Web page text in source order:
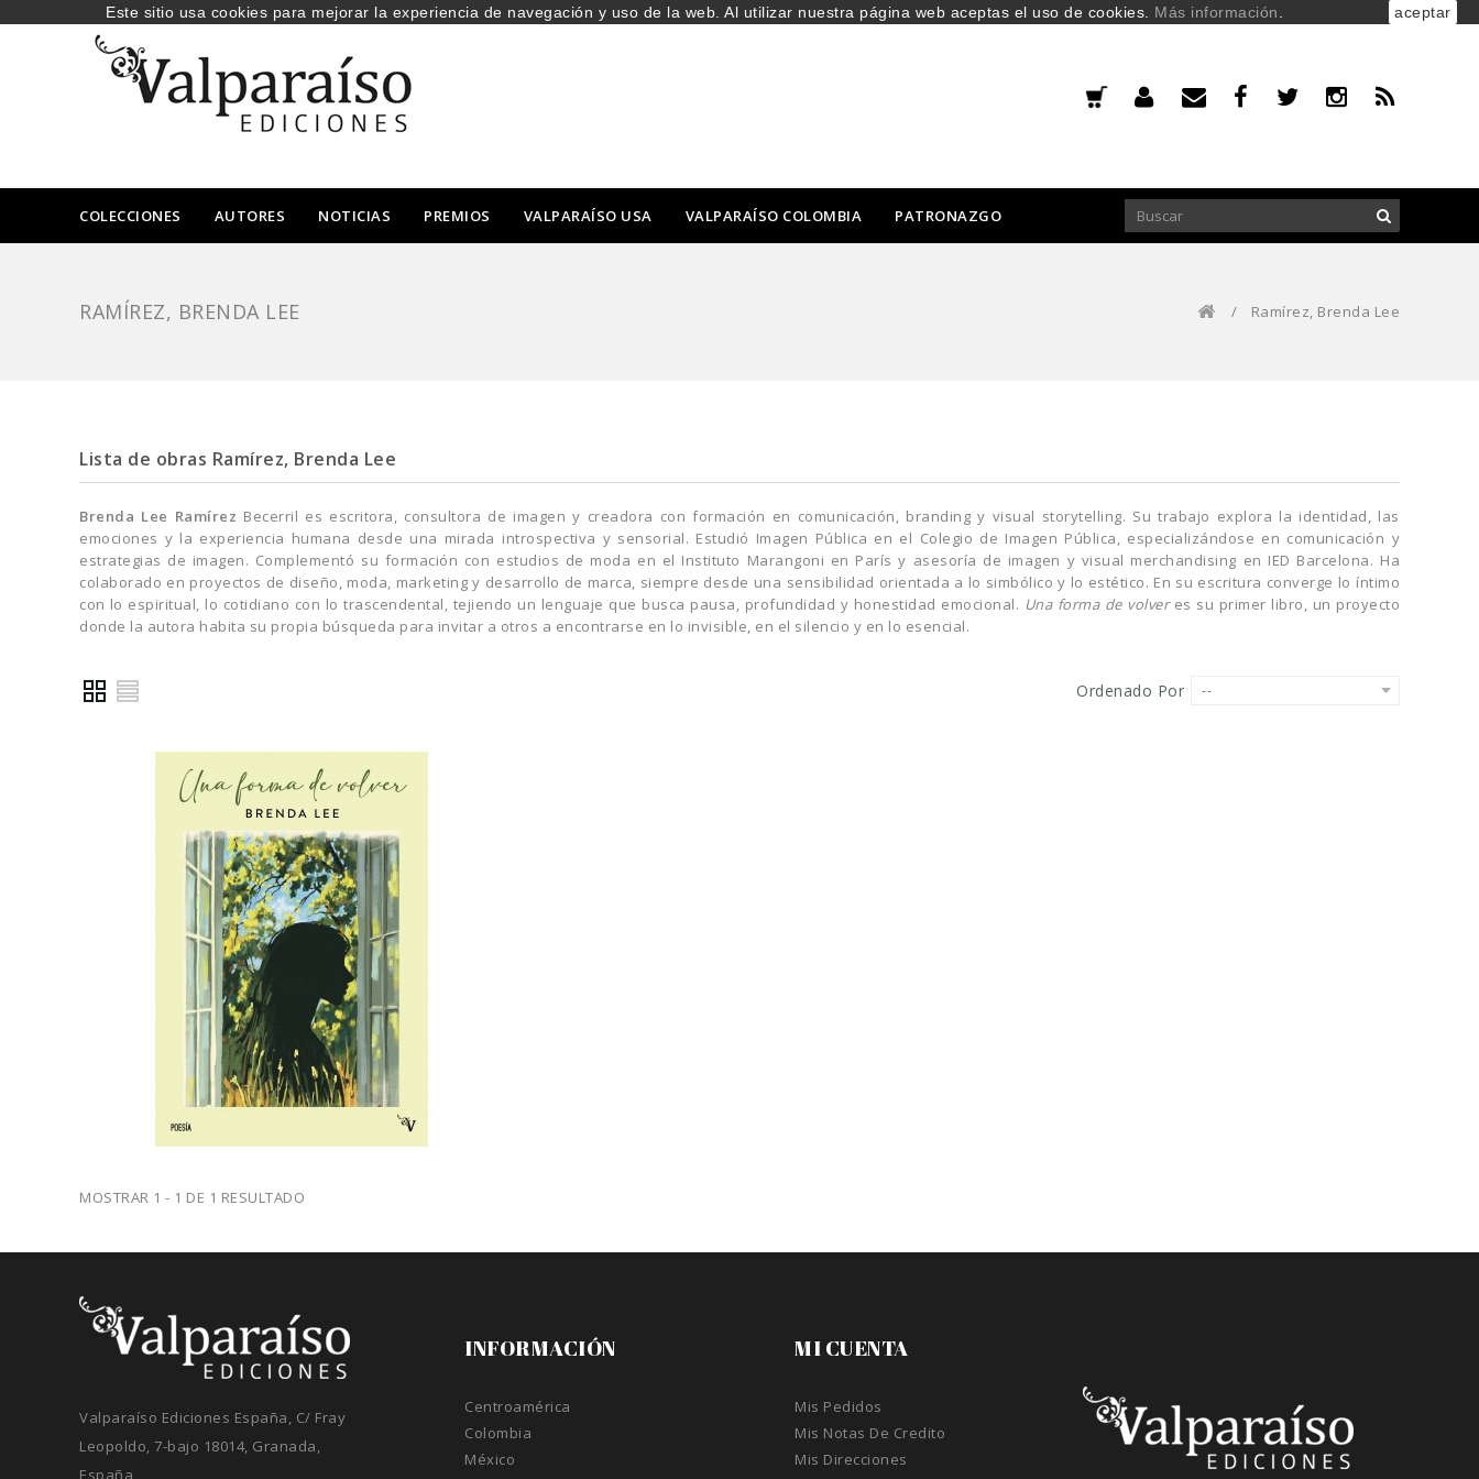
COLECCIONES AUTORES NOTICIAS PREMIOS VALPARAÍSO USA VALPARAÍSO COLOMBIA PATRONAZGO
RAMÍREZ, BRENDA LEE / Ramírez, Brenda Lee
Lista de obras Ramírez, Brenda Lee
Brenda Lee Ramírez Becerril es escritora, consultora de imagen y creadora con formación en comunicación, branding y visual storytelling. Su trabajo explora la identidad, las
emociones y la experiencia humana desde una mirada introspectiva y sensorial. Estudió Imagen Pública en el Colegio de Imagen Pública, especializándose en comunicación y
estrategias de imagen. Complementó su formación con estudios de moda en el Instituto Marangoni en París y asesoría de imagen y visual merchandising en IED Barcelona. Ha
colaborado en proyectos de diseño, moda, marketing y desarrollo de marca, siempre desde una sensibilidad orientada a lo simbólico y lo estético. En su escritura converge lo íntimo
con lo espiritual, lo cotidiano con lo trascendental, tejiendo un lenguaje que busca pausa, profundidad y honestidad emocional. Una forma de volveres su primer libro, un proyecto
donde la autora habita su propia búsqueda para invitar a otros a encontrarse en lo invisible, en el silencio y en lo esencial.
Ordenado Por --
MOSTRAR 1 - 1 DE 1 RESULTADO
MI CUENTA
Mis Pedidos
Mis Notas De Credito
Mis Direcciones
INFORMACIÓN
Centroamérica
Colombia
México
Valparaíso Ediciones España, C/ Fray
Leopoldo, 7-bajo 18014, Granada,
España
Este sitio usa cookies para mejorar la experiencia de navegación y uso de la web. Al utilizar nuestra página web aceptas el uso de cookies. Más información aceptar